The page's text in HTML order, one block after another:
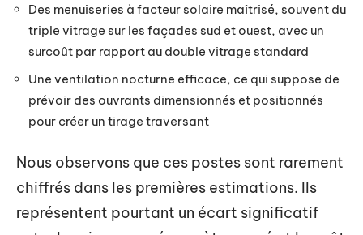
Des menuiseries à facteur solaire maîtrisé, souvent du
triple vitrage sur les façades sud et ouest, avec un
surcoût par rapport au double vitrage standard
Une ventilation nocturne efficace, ce qui suppose de
prévoir des ouvrants dimensionnés et positionnés
pour créer un tirage traversant
Nous observons que ces postes sont rarement
chiffrés dans les premières estimations. Ils
représentent pourtant un écart significatif